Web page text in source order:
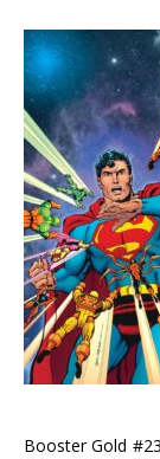
Booster Gold